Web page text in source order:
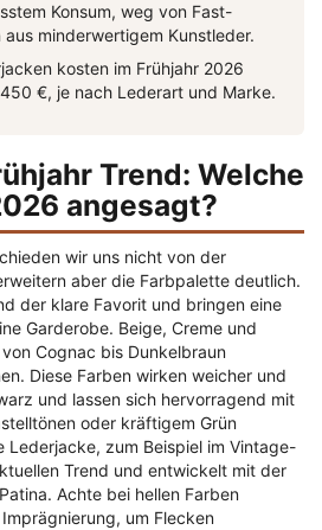
Konsum, weg von Fast-
minderwertigem Kunstleder.
kosten im Frühjahr 2026
€, je nach Lederart und Marke.
Trend: Welche
angesagt?
wir uns nicht von der
aber die Farbpalette deutlich.
der klare Favorit und bringen eine
Garderobe. Beige, Creme und
Cognac bis Dunkelbraun
Diese Farben wirken weicher und
und lassen sich hervorragend mit
oder kräftigem Grün
Lederjacke, zum Beispiel im Vintage-
Trend und entwickelt mit der
Achte bei hellen Farben
um Flecken